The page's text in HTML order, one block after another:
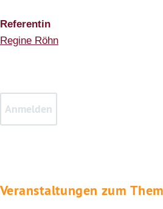
Referentin
Regine Röhn
Veranstaltungen zum